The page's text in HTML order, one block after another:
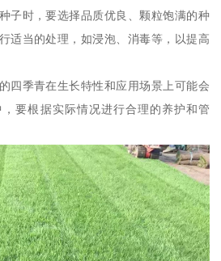
子时，要选择品质优良、颗粒饱满的种
适当的处理，如浸泡、消毒等，以提高
四季青在生长特性和应用场景上可能会
要根据实际情况进行合理的养护和管